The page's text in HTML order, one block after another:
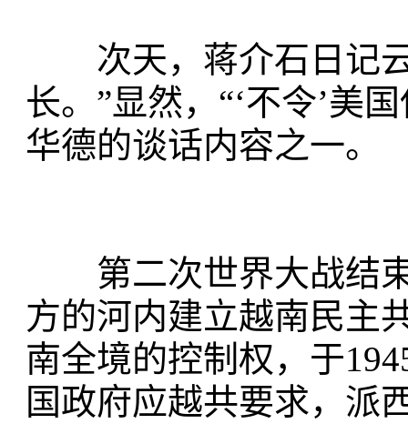
次天，蒋介石日记云
长。”显然，“‘不令’美
华德的谈话内容之一。
第二次世界大战结束
方的河内建立越南民主
南全境的控制权，于
国政府应越共要求，派